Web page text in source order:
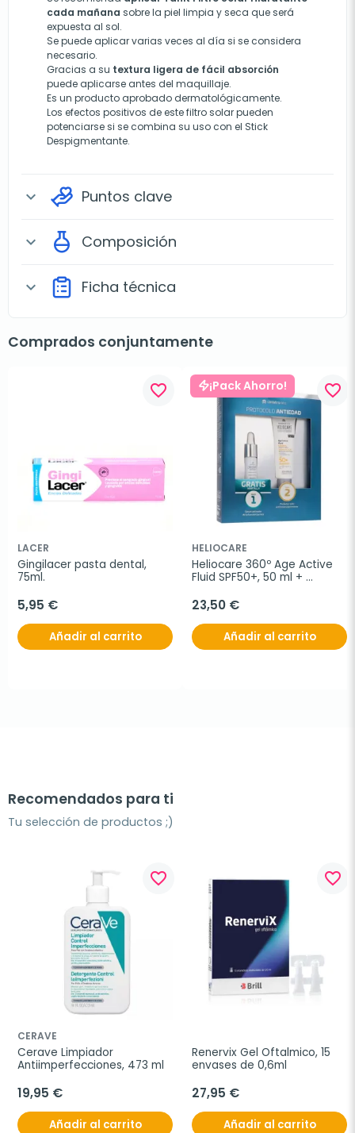
cada mañana sobre la piel limpia y seca que será
expuesta al sol.
Se puede aplicar varias veces al día si se considera
necesario.
Gracias a su textura ligera de fácil absorción
puede aplicarse antes del maquillaje.
Es un producto aprobado dermatológicamente.
Los efectos positivos de este filtro solar pueden
potenciarse si se combina su uso con el Stick
Despigmentante.
expand_more Puntos clave
expand_more Composición
expand_more Ficha técnica
Comprados conjuntamente
favorite_border
LACER
Gingilacer pasta dental,
75ml.
5,95 €
Añadir al carrito
¡Pack Ahorro! favorite_border
HELIOCARE
Heliocare 360º Age Active
Fluid SPF50+, 50 ml +
Hyaluboost Serum
23,50 €
Añadir al carrito
Recomendados para ti
Tu selección de productos ;)
favorite_border
CERAVE
Cerave Limpiador
Antiimperfecciones, 473 ml
19,95 €
Añadir al carrito
favorite_border
Renervix Gel Oftalmico, 15
envases de 0,6ml
27,95 €
Añadir al carrito